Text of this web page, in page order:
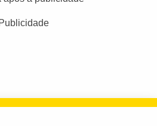
Publicidade